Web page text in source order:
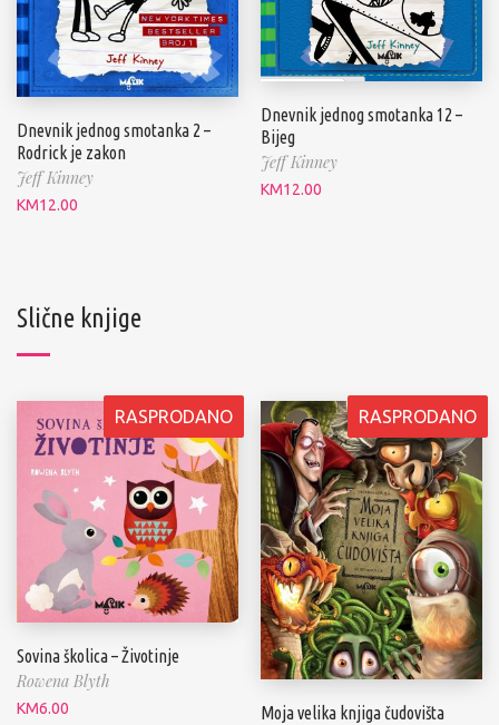
Dnevnik jednog smotanka 2 –
Rodrick je zakon
Jeff Kinney
KM12.00
Dnevnik jednog smotanka 12 –
Bijeg
Jeff Kinney
KM12.00
Slične knjige
RASPRODANO
Sovina školica – Životinje
Rowena Blyth
KM6.00
RASPRODANO
Moja velika knjiga čudovišta